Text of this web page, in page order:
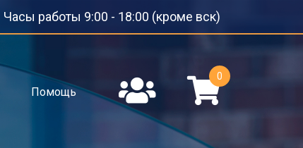
Часы работы 9:00 - 18:00 (кроме вск)
Помощь
0